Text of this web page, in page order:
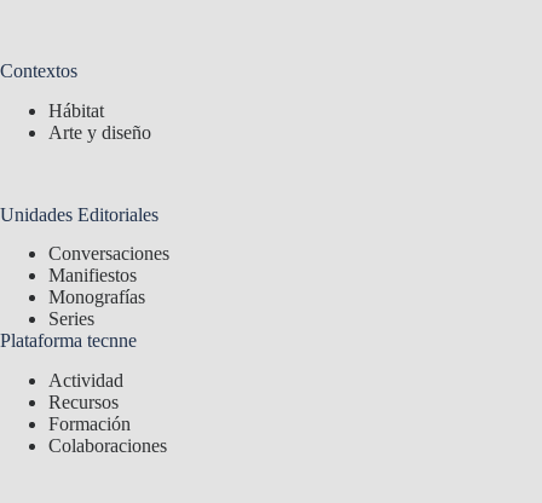
Contextos
Hábitat
Arte y diseño
Unidades Editoriales
Conversaciones
Manifiestos
Monografías
Series
Plataforma tecnne
Actividad
Recursos
Formación
Colaboraciones